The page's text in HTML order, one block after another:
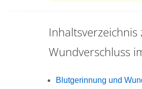
Inhaltsverzeichnis
Wundverschluss
Blutgerinnung und